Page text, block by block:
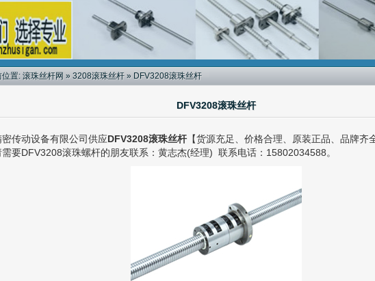
位置: 滚珠丝杆网 » 3208滚珠丝杆 » DFV3208滚珠丝杆
DFV3208滚珠丝杆
传动设备有限公司供应DFV3208滚珠丝杆 【货源充足、价格合理、原装正品、品牌齐
要DFV3208滚珠螺杆的朋友联系：黄志杰(经理) 联系电话：15802034588。